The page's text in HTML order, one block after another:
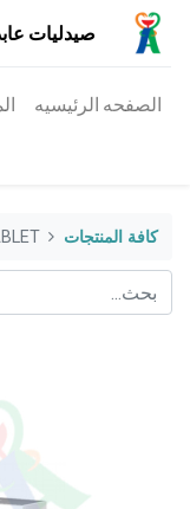
صيدليات
الصفحه الرئيسيه
كافة المنتجات